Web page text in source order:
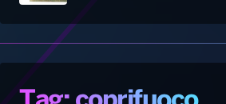
Palinsesto
Notizie